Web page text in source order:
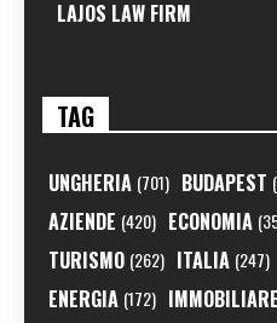
LAJOS LAW FIRM
TAG
UNGHERIA (701) BUDAPEST
AZIENDE (420) ECONOMIA
TURISMO (262) ITALIA (247)
ENERGIA (172) IMMOBILIARE